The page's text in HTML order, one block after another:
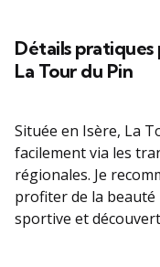
Détails
La Tour du Pin
Située en Isère, La
facilement via les
régionales. Je
profiter de la beauté
sportive et